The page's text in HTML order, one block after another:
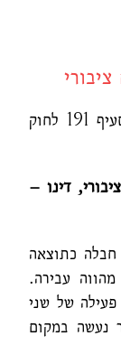
עבירת התגרה במקום ציבורי מוסדרת בסעיף 191 לחוק
דינו –
כתוצאה
עבירה.
של שני
נעשה במקום